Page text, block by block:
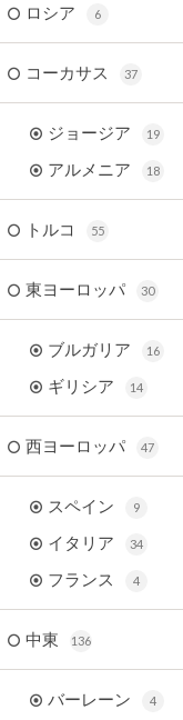
ロシア 6
コーカサス 37
ジョージア 19
アルメニア 18
トルコ 55
東ヨーロッパ 30
ブルガリア 16
ギリシア 14
西ヨーロッパ 47
スペイン 9
イタリア 34
フランス 4
中東 136
バーレーン 4